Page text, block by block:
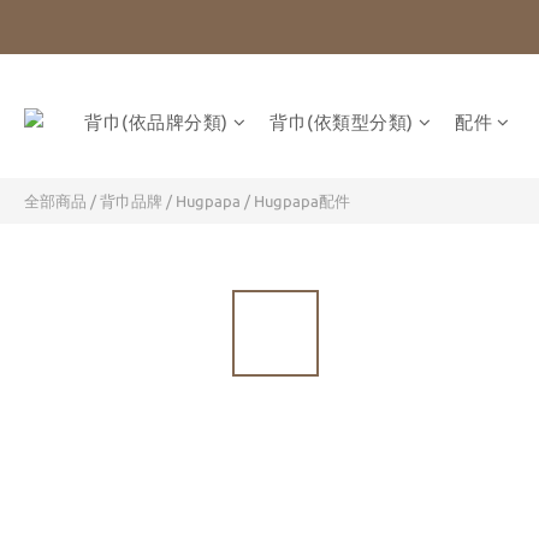
背巾(依品牌分類) 背巾(依類型分類) 配件
全部商品 / 背巾品牌 / Hugpapa / Hugpapa配件